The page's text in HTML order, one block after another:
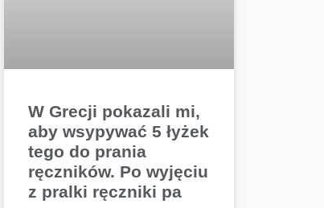
W Grecji pokazali mi,
aby wsypywać 5 łyżek
tego do prania
ręczników. Po wyjęciu
z pralki ręczniki pa